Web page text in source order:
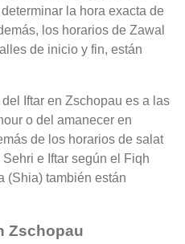
la hora exacta de
los horarios de Zawal
de inicio y fin, están
Iftar en Zschopau es a las
o del amanecer en
de los horarios de salat
e Iftar según el Fiqh
(Shia) también están
Zschopau